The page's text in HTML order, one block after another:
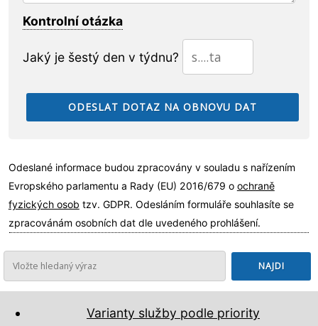
Kontrolní otázka
Jaký je šestý den v týdnu?
Odeslané informace budou zpracovány v souladu s nařízením
Evropského parlamentu a Rady (EU) 2016/679 o ochraně
fyzických osob tzv. GDPR. Odesláním formuláře souhlasíte se
zpracovánám osobních dat dle uvedeného prohlášení.
Varianty služby podle priority